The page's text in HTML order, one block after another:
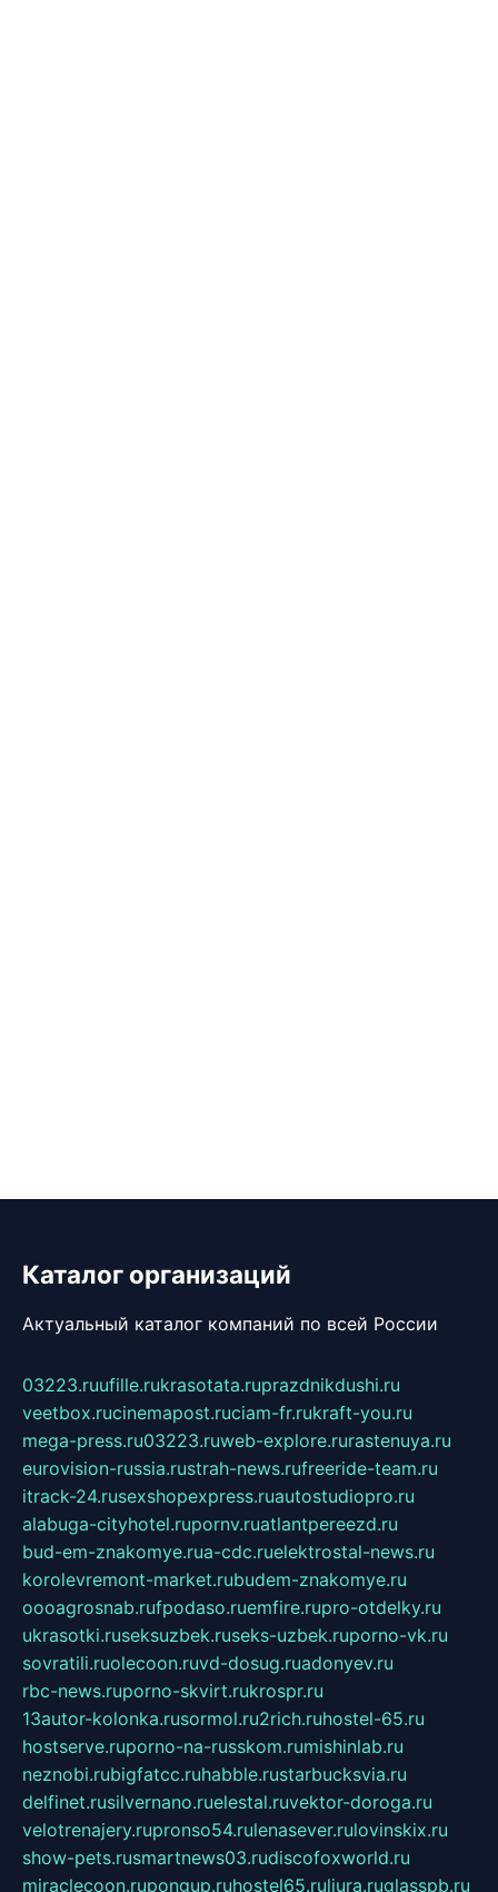
Каталог организаций
Актуальный каталог компаний по всей России
03223.ruufille.rukrasotata.ruprazdnikdushi.ru
veetbox.rucinemapost.ruciam-fr.rukraft-you.ru
mega-press.ru03223.ruweb-explore.rurastenuya.ru
eurovision-russia.rustrah-news.rufreeride-team.ru
itrack-24.rusexshopexpress.ruautostudiopro.ru
alabuga-cityhotel.rupornv.ruatlantpereezd.ru
bud-em-znakomye.rua-cdc.ruelektrostal-news.ru
korolevremont-market.rubudem-znakomye.ru
oooagrosnab.rufpodaso.ruemfire.rupro-otdelky.ru
ukrasotki.ruseksuzbek.ruseks-uzbek.ruporno-vk.ru
sovratili.ruolecoon.ruvd-dosug.ruadonyev.ru
rbc-news.ruporno-skvirt.rukrospr.ru
13autor-kolonka.rusormol.ru2rich.ruhostel-65.ru
hostserve.ruporno-na-russkom.rumishinlab.ru
neznobi.rubigfatcc.ruhabble.rustarbucksvia.ru
delfinet.rusilvernano.ruelestal.ruvektor-doroga.ru
velotrenajery.rupronso54.rulenasever.rulovinskix.ru
show-pets.rusmartnews03.rudiscofoxworld.ru
miraclecoon.rupongup.ruhostel65.ruliura.ruglasspb.ru